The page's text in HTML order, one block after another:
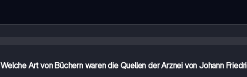
Welche Art von Büchern waren die Quellen der Arznei von Johann